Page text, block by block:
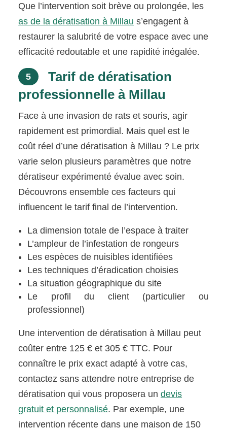
Que l’intervention soit brève ou prolongée, les
as de la dératisation à Millau s’engagent à
restaurer la salubrité de votre espace avec une
efficacité redoutable et une rapidité inégalée.
5
Tarif de dératisation
professionnelle à Millau
Face à une invasion de rats et souris, agir
rapidement est primordial. Mais quel est le
coût réel d’une dératisation à Millau ? Le prix
varie selon plusieurs paramètres que notre
dératiseur expérimenté évalue avec soin.
Découvrons ensemble ces facteurs qui
influencent le tarif final de l’intervention.
La dimension totale de l’espace à traiter
L’ampleur de l’infestation de rongeurs
Les espèces de nuisibles identifiées
Les techniques d’éradication choisies
La situation géographique du site
Le profil du client (particulier ou
professionnel)
Une intervention de dératisation à Millau peut
coûter entre 125 € et 305 € TTC. Pour
connaître le prix exact adapté à votre cas,
contactez sans attendre notre entreprise de
dératisation qui vous proposera undevis
gratuit et personnalisé. Par exemple, une
intervention récente dans une maison de 150